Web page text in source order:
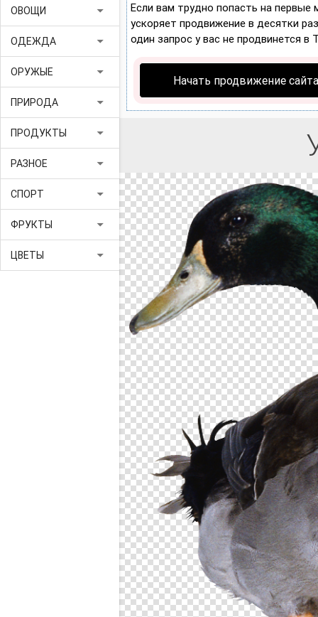
ОВОЩИ arrow_drop_down
ОДЕЖДА arrow_drop_down
ОРУЖЫЕ arrow_drop_down
ПРИРОДА arrow_drop_down
ПРОДУКТЫ arrow_drop_down
РАЗНОЕ arrow_drop_down
СПОРТ arrow_drop_down
ФРУКТЫ arrow_drop_down
ЦВЕТЫ arrow_drop_down
Если вам трудно попасть на первые
ускоряет продвижение в десятки
один запрос у вас не продвинется в
Начать продвижение сайта